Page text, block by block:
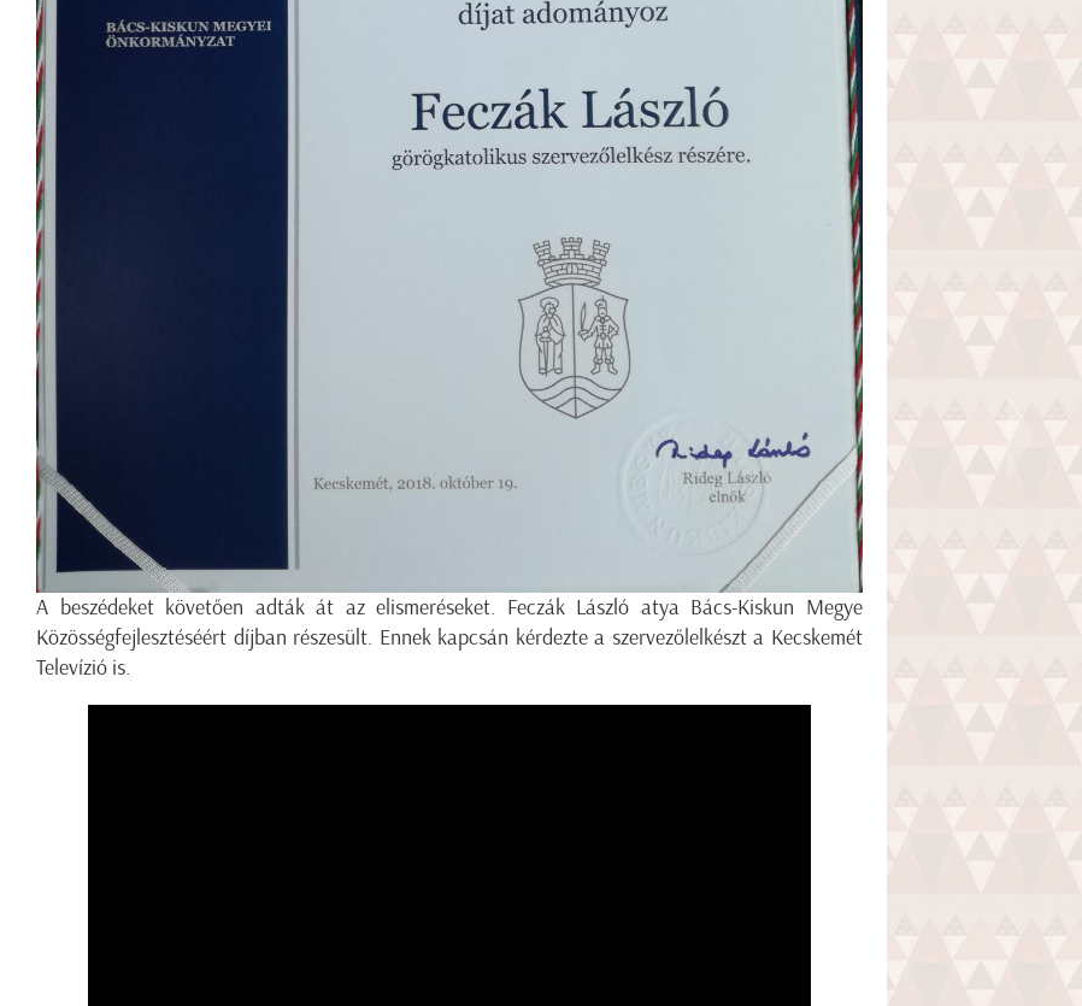
A beszédeket követően adták át az elismeréseket. Feczák László atya Bács-Kiskun Megye
Közösségfejlesztéséért díjban részesült. Ennek kapcsán kérdezte a szervezőlelkészt a Kecskemét
Televízió is.